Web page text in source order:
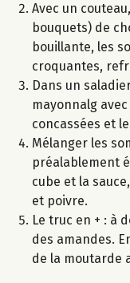
Avec un
bouquets) de
bouillante, les
croquantes,
Dans un
mayonnalg
concassées et
Mélanger les
préalablement
cube et la
et poivre.
Le truc en + : à
des amandes.
de la moutarde